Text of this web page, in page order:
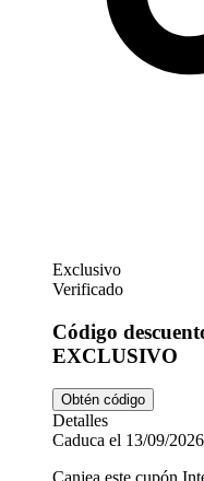
Exclusivo
Verificado
Código
EXCLUSIVO
Obtén código
Detalles
Caduca el 13/09/2026